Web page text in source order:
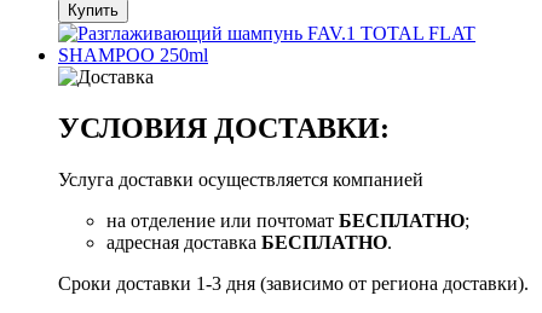
Купить
УСЛОВИЯ ДОСТАВКИ:
Услуга доставки осуществляется компанией
на отделение или почтомат БЕСПЛАТНО;
адресная доставка БЕСПЛАТНО.
Сроки доставки 1-3 дня (зависимо от региона доставки).